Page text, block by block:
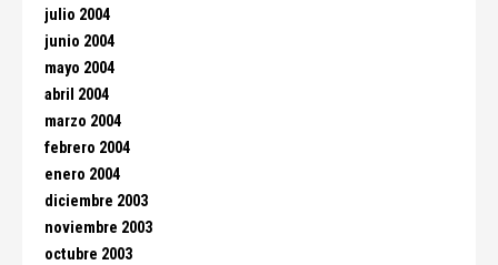
julio 2004
junio 2004
mayo 2004
abril 2004
marzo 2004
febrero 2004
enero 2004
diciembre 2003
noviembre 2003
octubre 2003